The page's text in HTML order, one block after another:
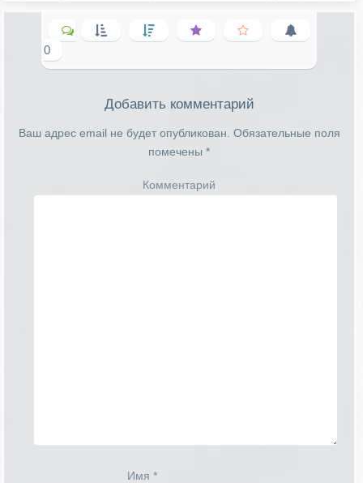
0
Добавить комментарий
Ваш адрес email не будет опубликован. Обязательные поля
помечены *
Комментарий
Имя *